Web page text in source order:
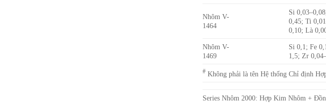
Nhôm V-
1464
Si
0,45; Ti
0,10; Là
Nhôm V-
1469
Si 0,1; Fe
1,5; Zr
# Không phải là tên Hệ thống Chỉ định
Series Nhôm 2000: Hợp Kim Nhôm +